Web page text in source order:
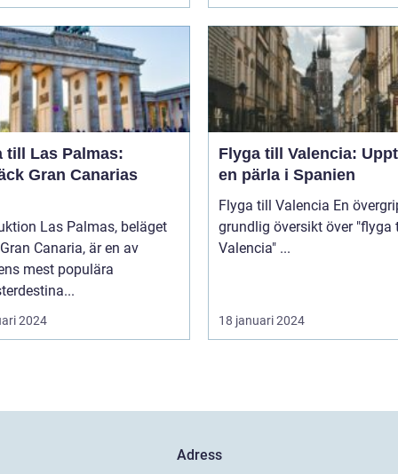
till Las Palmas:
Gran Canarias
Las Palmas, beläget
Canaria, är en av
mest populära
2024
Flyga till Valencia:
en pärla i Spanien
Flyga till Valencia En övergripande,
grundlig översikt över "flyga
Valencia" ...
18 januari 2024
Adress